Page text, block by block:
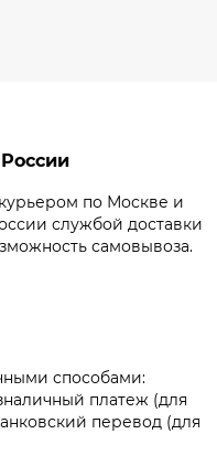
по Москве и
службой доставки
самовывоза.
способами:
платеж (для
перевод (для